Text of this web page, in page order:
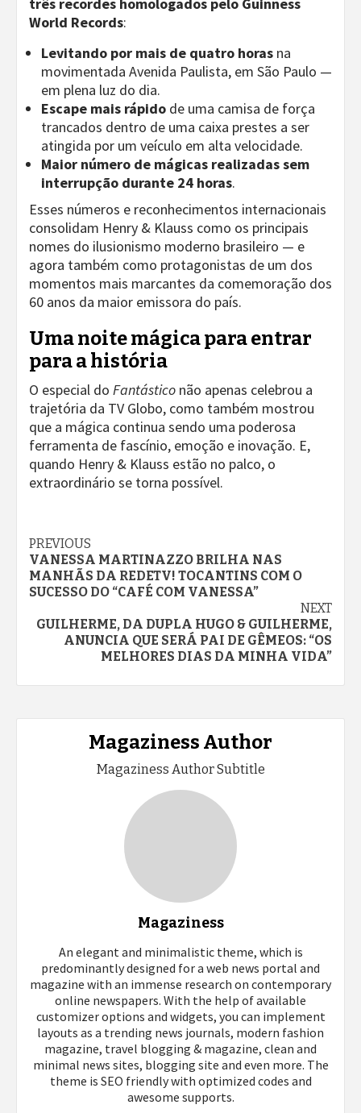
World Records:
Levitando por mais de quatro horas na
movimentada Avenida Paulista, em São Paulo —
em plena luz do dia.
Escape mais rápido de uma camisa de força
trancados dentro de uma caixa prestes a ser
atingida por um veículo em alta velocidade.
Maior número de mágicas realizadas sem
interrupção durante 24 horas.
Esses números e reconhecimentos internacionais
consolidam Henry & Klauss como os principais
nomes do ilusionismo moderno brasileiro — e
agora também como protagonistas de um dos
momentos mais marcantes da comemoração dos
60 anos da maior emissora do país.
Uma noite mágica para entrar
para a história
O especial do Fantástico não apenas celebrou a
trajetória da TV Globo, como também mostrou
que a mágica continua sendo uma poderosa
ferramenta de fascínio, emoção e inovação. E,
quando Henry & Klauss estão no palco, o
extraordinário se torna possível.
Continue
Reading
PREVIOUS
VANESSA MARTINAZZO BRILHA NAS
MANHÃS DA REDETV! TOCANTINS COM O
SUCESSO DO “CAFÉ COM VANESSA”
NEXT
GUILHERME, DA DUPLA HUGO & GUILHERME,
ANUNCIA QUE SERÁ PAI DE GÊMEOS: “OS
MELHORES DIAS DA MINHA VIDA”
Magaziness Author
Magaziness Author Subtitle
Magaziness
An elegant and minimalistic theme, which is
predominantly designed for a web news portal and
magazine with an immense research on contemporary
online newspapers. With the help of available
customizer options and widgets, you can implement
layouts as a trending news journals, modern fashion
magazine, travel blogging & magazine, clean and
minimal news sites, blogging site and even more. The
theme is SEO friendly with optimized codes and
awesome supports.